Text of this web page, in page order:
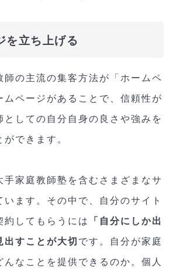
を立ち上げる
師の主流の集客方法が「ホームペ
ムページがあることで、信頼性が
しての自分自身の良さや強みを
できます。
手家庭教師塾を含むさまざまなサ
ます。その中で、自分のサイト
約してもらうには 「自分にしか出
すことが大切です。自分が家庭
なことを提供できるのか。個人